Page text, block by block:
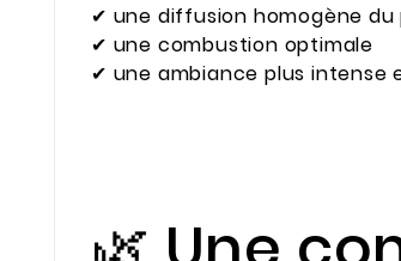
✔ une diffusion homogène
✔ une combustion optimale
✔ une ambiance plus intense